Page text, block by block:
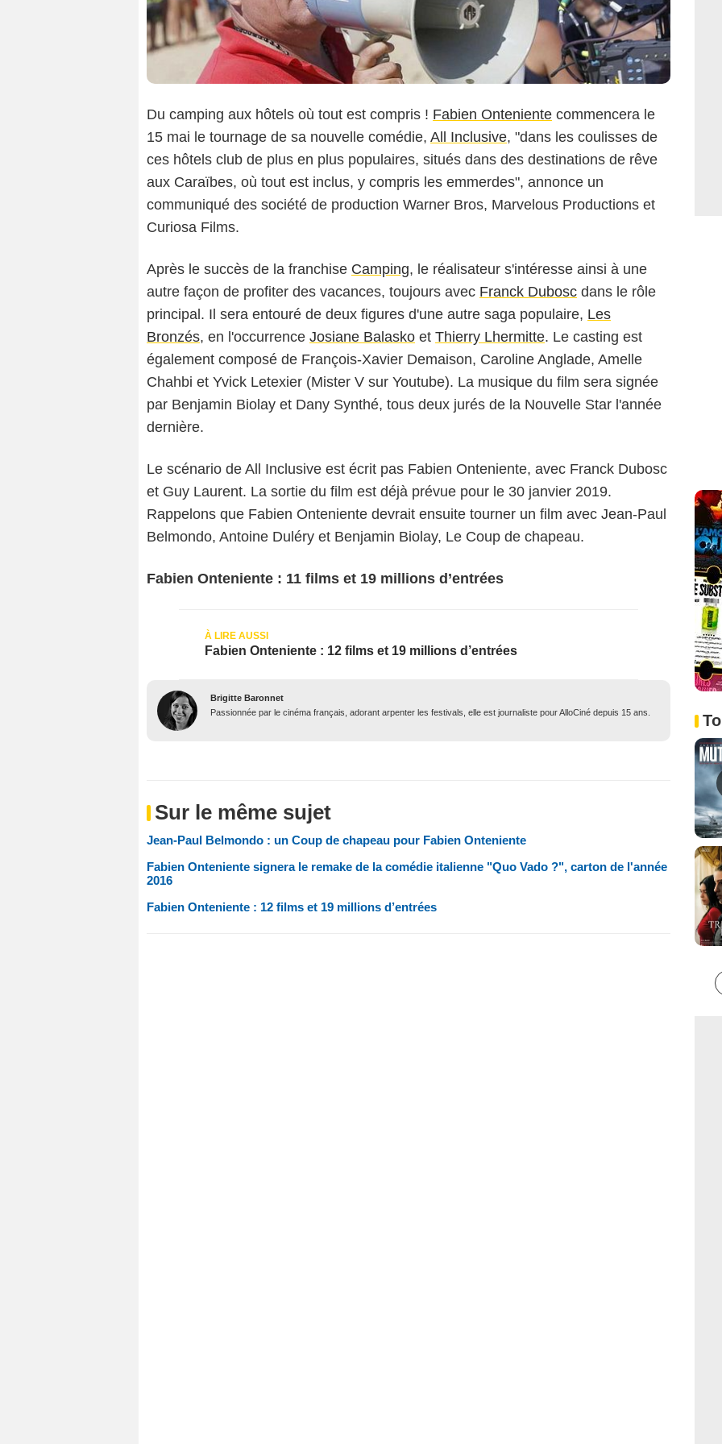
Du camping aux hôtels où tout est compris ! Fabien Onteniente commencera le
15 mai le tournage de sa nouvelle comédie, All Inclusive, "dans les coulisses de
ces hôtels club de plus en plus populaires, situés dans des destinations de rêve
aux Caraïbes, où tout est inclus, y compris les emmerdes", annonce un
communiqué des société de production Warner Bros, Marvelous Productions et
Curiosa Films.
Après le succès de la franchise Camping, le réalisateur s'intéresse ainsi à une
autre façon de profiter des vacances, toujours avec Franck Dubosc dans le rôle
principal. Il sera entouré de deux figures d'une autre saga populaire, Les
Bronzés, en l'occurrence Josiane Balasko et Thierry Lhermitte. Le casting est
également composé de François-Xavier Demaison, Caroline Anglade, Amelle
Chahbi et Yvick Letexier (Mister V sur Youtube). La musique du film sera signée
par Benjamin Biolay et Dany Synthé, tous deux jurés de la Nouvelle Star l'année
dernière.
Le scénario de All Inclusive est écrit pas Fabien Onteniente, avec Franck Dubosc
et Guy Laurent. La sortie du film est déjà prévue pour le 30 janvier 2019.
Rappelons que Fabien Onteniente devrait ensuite tourner un film avec Jean-Paul
Belmondo, Antoine Duléry et Benjamin Biolay, Le Coup de chapeau.
Fabien Onteniente : 11 films et 19 millions d’entrées
Fabien Onteniente : 12 films et 19 millions d’entrées
Brigitte Baronnet
Passionnée par le cinéma français, adorant arpenter les festivals, elle est journaliste pour AlloCiné depuis 15 ans.
Sur le même sujet
Jean-Paul Belmondo : un Coup de chapeau pour Fabien Onteniente
Fabien Onteniente signera le remake de la comédie italienne "Quo Vado ?", carton de l'année
2016
Fabien Onteniente : 12 films et 19 millions d’entrées